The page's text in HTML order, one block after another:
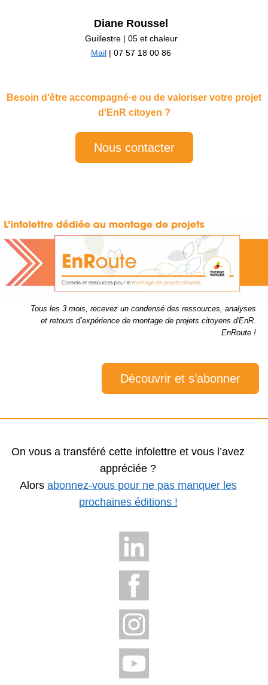
Diane Roussel
Guillestre | 05 et chaleur
Mail | 07 57 18 00 86
Besoin d'être accompagné·e ou de valoriser votre projet
d'EnR citoyen ?
Nous contacter
Tous les 3 mois, recevez un condensé des ressources, analyses
et retours d’expérience de montage de projets citoyens d'EnR.
EnRoute !
Découvrir et s’abonner
On vous a transféré cette infolettre et vous l’avez
appréciée ?
Alors abonnez-vous pour ne pas manquer les
prochaines éditions !